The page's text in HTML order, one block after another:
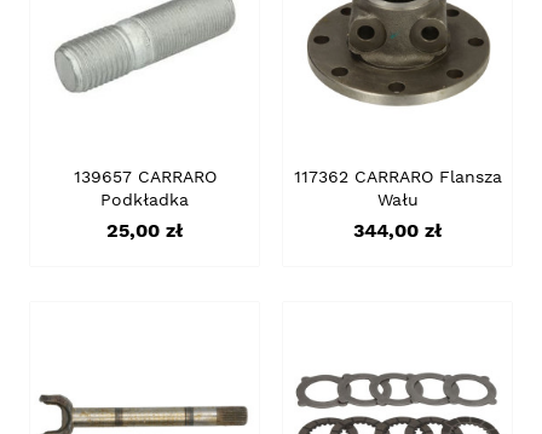
139657 CARRARO
Podkładka
Cena
25,00 zł
117362 CARRARO Flansza
Wału
Cena
344,00 zł